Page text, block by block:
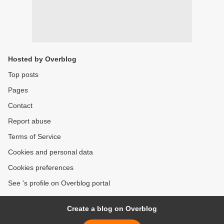
Hosted by Overblog
Top posts
Pages
Contact
Report abuse
Terms of Service
Cookies and personal data
Cookies preferences
See 's profile on Overblog portal
Create a blog on Overblog